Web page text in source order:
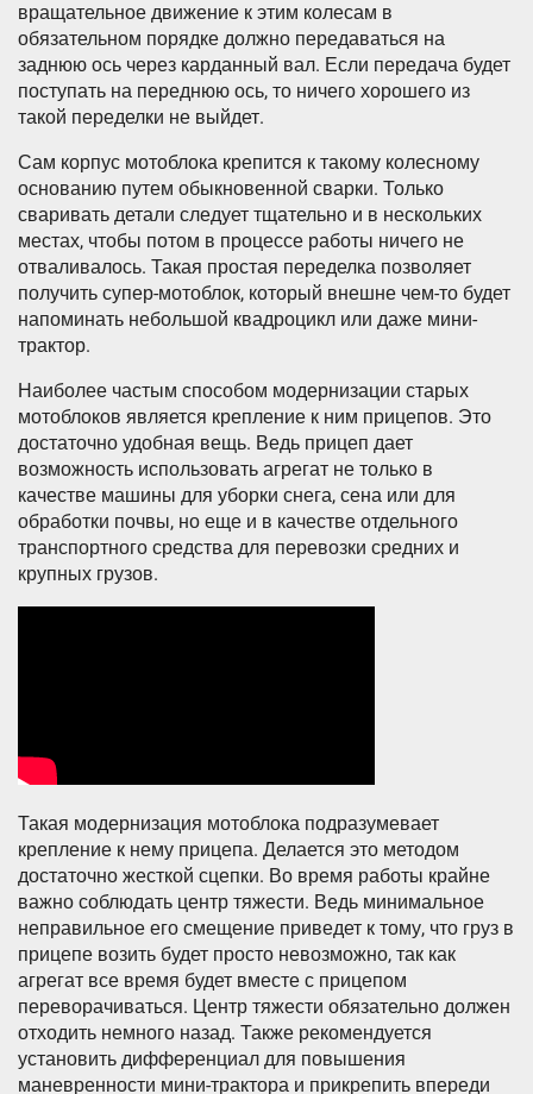
вращательное движение к этим колесам в
обязательном порядке должно передаваться на
заднюю ось через карданный вал. Если передача будет
поступать на переднюю ось, то ничего хорошего из
такой переделки не выйдет.
Сам корпус мотоблока крепится к такому колесному
основанию путем обыкновенной сварки. Только
сваривать детали следует тщательно и в нескольких
местах, чтобы потом в процессе работы ничего не
отваливалось. Такая простая переделка позволяет
получить супер-мотоблок, который внешне чем-то будет
напоминать небольшой квадроцикл или даже мини-
трактор.
Наиболее частым способом модернизации старых
мотоблоков является крепление к ним прицепов. Это
достаточно удобная вещь. Ведь прицеп дает
возможность использовать агрегат не только в
качестве машины для уборки снега, сена или для
обработки почвы, но еще и в качестве отдельного
транспортного средства для перевозки средних и
крупных грузов.
Такая модернизация мотоблока подразумевает
крепление к нему прицепа. Делается это методом
достаточно жесткой сцепки. Во время работы крайне
важно соблюдать центр тяжести. Ведь минимальное
неправильное его смещение приведет к тому, что груз в
прицепе возить будет просто невозможно, так как
агрегат все время будет вместе с прицепом
переворачиваться. Центр тяжести обязательно должен
отходить немного назад. Также рекомендуется
установить дифференциал для повышения
маневренности мини-трактора и прикрепить впереди